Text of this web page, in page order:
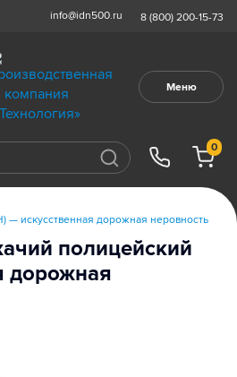
info@idn500.ru 8 (800) 200-15-73
Меню
0
искусственная дорожная неровность
полицейский
дорожная